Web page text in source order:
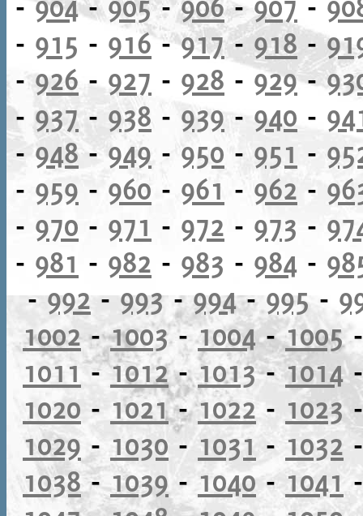
- 915 - 916-917-918 -
-926 - 927 - 928 - 929-
- 937-938 - 939- 940 -
-948-949 - 950 - 951 -
- 959 - 960 - 961 - 962 -
- 970 - 971 - 972 - 973 -
- 981 - 982 - 983 - 984 -
-992-993-994- 995 -
1002-1003-1004-1005
1011-1012-1013-1014
1020 - 1021-1022 - 1023
1029 -1030- 1031 -1032
1038-1039 - 1040- 1041